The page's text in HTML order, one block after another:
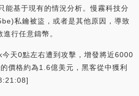
能基于現有的情況分析。慢霧科技分
私鑰被盜，或者是其他原因，導致
行任意鑄幣。
天0點左右遭到攻擊，增發將近6000
價格約為1.6億美元，黑客從中獲利